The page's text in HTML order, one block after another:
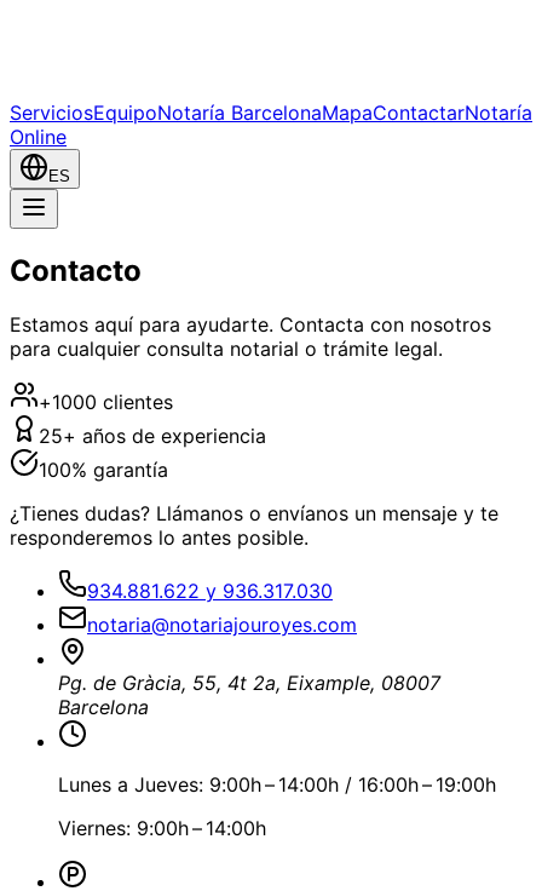
ServiciosEquipoNotaría BarcelonaMapaContactarNotaría
Online
ES
Contacto
Estamos aquí para ayudarte. Contacta con nosotros
para cualquier consulta notarial o trámite legal.
+1000 clientes
25+ años de experiencia
100% garantía
¿Tienes dudas? Llámanos o envíanos un mensaje y te
responderemos lo antes posible.
934.881.622 y 936.317.030
notaria@notariajouroyes.com
Pg. de Gràcia, 55, 4t 2a, Eixample, 08007
Barcelona
Lunes a Jueves: 9:00h – 14:00h / 16:00h – 19:00h
Viernes: 9:00h – 14:00h